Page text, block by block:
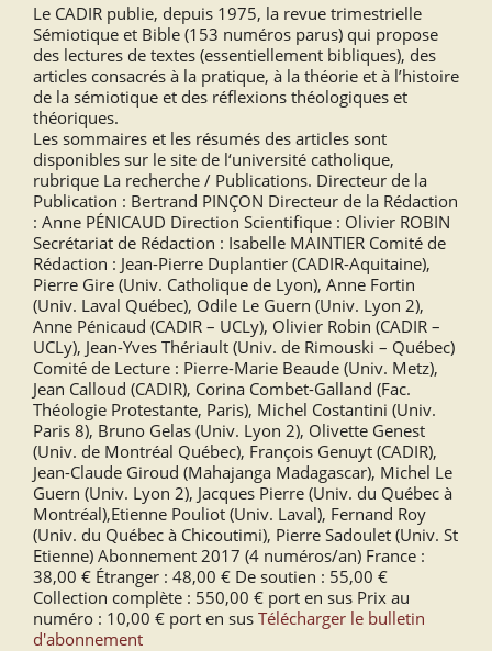
Le CADIR publie, depuis 1975, la revue trimestrielle
Sémiotique et Bible (153 numéros parus) qui propose
des lectures de textes (essentiellement bibliques), des
articles consacrés à la pratique, à la théorie et à l’histoire
de la sémiotique et des réflexions théologiques et
théoriques.
Les sommaires et les résumés des articles sont
disponibles sur le site de l‘université catholique,
rubrique La recherche / Publications. Directeur de la
Publication : Bertrand PINÇON Directeur de la Rédaction
: Anne PÉNICAUD Direction Scientifique : Olivier ROBIN
Secrétariat de Rédaction : Isabelle MAINTIER Comité de
Rédaction : Jean-Pierre Duplantier (CADIR-Aquitaine),
Pierre Gire (Univ. Catholique de Lyon), Anne Fortin
(Univ. Laval Québec), Odile Le Guern (Univ. Lyon 2),
Anne Pénicaud (CADIR – UCLy), Olivier Robin (CADIR –
UCLy), Jean-Yves Thériault (Univ. de Rimouski – Québec)
Comité de Lecture : Pierre-Marie Beaude (Univ. Metz),
Jean Calloud (CADIR), Corina Combet-Galland (Fac.
Théologie Protestante, Paris), Michel Costantini (Univ.
Paris 8), Bruno Gelas (Univ. Lyon 2), Olivette Genest
(Univ. de Montréal Québec), François Genuyt (CADIR),
Jean-Claude Giroud (Mahajanga Madagascar), Michel Le
Guern (Univ. Lyon 2), Jacques Pierre (Univ. du Québec à
Montréal),Etienne Pouliot (Univ. Laval), Fernand Roy
(Univ. du Québec à Chicoutimi), Pierre Sadoulet (Univ. St
Etienne) Abonnement 2017 (4 numéros/an) France :
38,00 € Étranger : 48,00 € De soutien : 55,00 €
Collection complète : 550,00 € port en sus Prix au
numéro : 10,00 € port en sus Télécharger le bulletin
d'abonnement